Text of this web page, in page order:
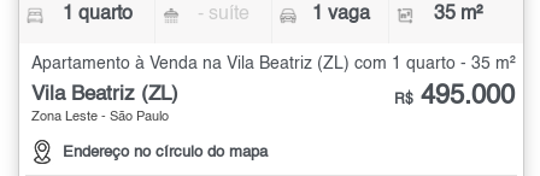
1 quarto - suíte 1 vaga 35 m²
Apartamento à Venda na Vila Beatriz (ZL) com 1 quarto - 35 m²
Vila Beatriz (ZL)
Zona Leste - São Paulo
Endereço no círculo do mapa
R$ 495.000